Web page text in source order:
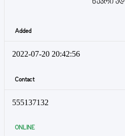
ნუკრი ად
Added
2022-07-20 20:42:56
Contact
555137132
ONLINE